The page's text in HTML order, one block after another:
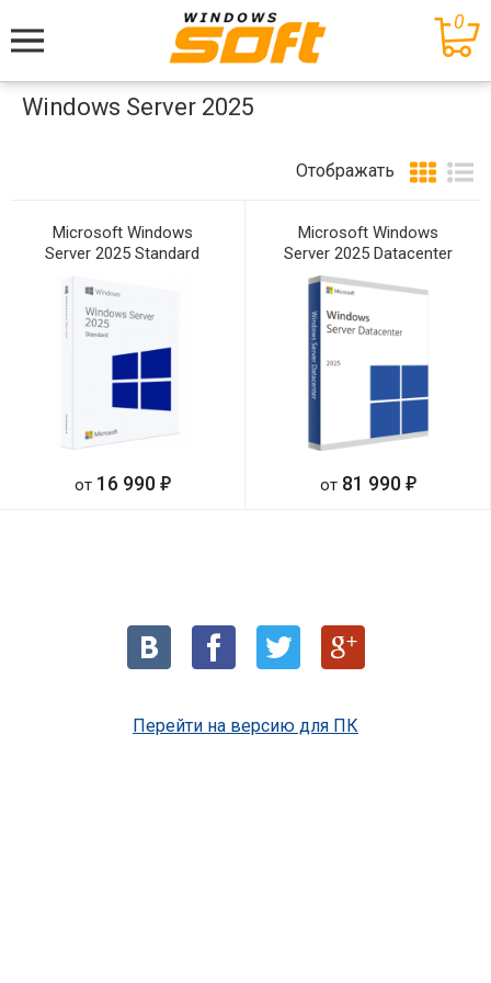
Меню
0
Windows Server 2025
Отображать
Microsoft Windows
Server 2025 Standard
от 16 990 е
Microsoft Windows
Server 2025 Datacenter
от 81 990 е
Перейти на версию для ПК